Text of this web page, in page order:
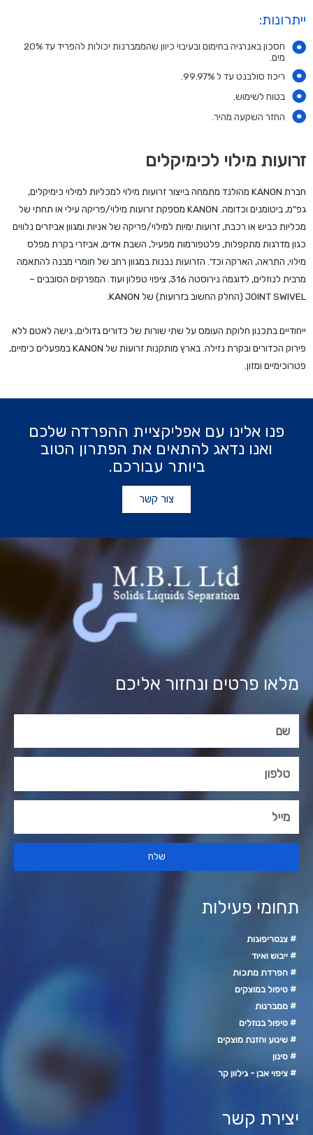
זרועות מילוי לכימיקלים
חברת KANON מהולנד מתמחה בייצור זרועות מילוי למכליות למילוי כימיקלים,
גפ"מ, ביטומנים וכדומה. KANON מספקת זרועות מילוי/פריקה עילי או תחתי של
מכליות כביש או רכבת, זרועות ימיות למילוי/פריקה של אניות ומגוון אביזרים נלווים
כגון מדרגות מתקפלות, פלטפורמות מפעיל, השבת אדים, אביזרי בקרת מפלס
מילוי, התראה, הארקה וכד'. הזרועות נבנות במגוון רחב של חומרי מבנה להתאמה
מרבית לנוזלים, לדוגמה נירוסטה 316, ציפוי טפלון ועוד. המפרקים הסובבים –
JOINT SWIVEL (החלק החשוב בזרועות) של KANON.
ייחודיים בתכנון חלוקת העומס על שתי שורות של כדורים גדולים, גישה לאטם ללא
פירוק הכדורים ובקרת נזילה. בארץ מותקנות זרועות של KANON במפעלים כימיים,
פטרוכימיים ומזון.
ייתרונות:
חסכון באנרגיה בחימום ובעיבוי כיוון שהממברנות יכולות להפריד עד 20%
מים.
ריכוז סולבנט עד ל 99.97%.
בטוח לשימוש.
החזר השקעה מהיר.
פנו אלינו עם אפליקציית ההפרדה שלכם
ואנו נדאג להתאים את הפתרון הטוב
ביותר עבורכם.
צור קשר
מלאו פרטים ונחזור אליכם
שלח
תחומי פעילות
# צנטריפוגות
# ייבוש ואיוד
# הפרדת מתכות
# טיפול במוצקים
# ממברנות
# טיפול בנוזלים
# שינוע והזנת מוצקים
# סינון
# ציפוי אבן - גילוון קר
יצירת קשר